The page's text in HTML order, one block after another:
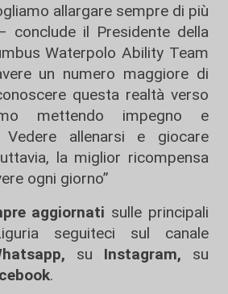
allargare sempre di più
conclude il Presidente della
Waterpolo Ability Team
un numero maggiore di
questa realtà verso
mettendo impegno e
Vedere allenarsi e giocare
la miglior ricompensa
ogni giorno”
aggiornati sulle principali
seguiteci sul canale
su Instagram, su
.